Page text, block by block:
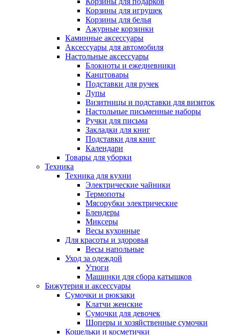
Корзины для игрушек
Корзины для белья
Ажурные корзинки
Каминные аксессуары
Аксессуары для автомобиля
Настольные аксессуары
Блокноты и ежедневники
Канцтовары
Подставки для ручек
Лупы
Визитницы и подставки для визиток
Настольные письменные наборы
Ручки для письма
Закладки для книг
Подставки для книг
Календари
Товары для уборки
Техника
Техника для кухни
Электрические чайники
Термопоты
Мясорубки электрические
Блендеры
Миксеры
Весы кухонные
Для красоты и здоровья
Весы напольные
Уход за одеждой
Утюги
Машинки для сбора катышков
Бижутерия и аксессуары
Сумочки и рюкзаки
Клатчи женские
Сумочки для девочек
Шоперы и хозяйственные сумочки
Кошельки и косметички